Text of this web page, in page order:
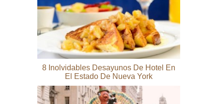
8 Inolvidables Desayunos De Hotel En
El Estado De Nueva York